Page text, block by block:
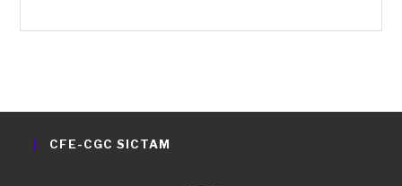
CFE-CGC SICTAM